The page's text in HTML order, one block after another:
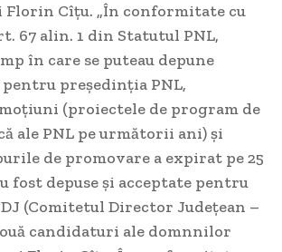
Cîțu. „În conformitate cu
67 alin. 1 din Statutul PNL,
în care se puteau depune
președinția PNL,
(proiectele de program de
ale PNL pe următorii ani) și
de promovare a expirat pe 25
fost depuse și acceptate pentru
(Comitetul Director Județean –
candidaturi ale domnnilor